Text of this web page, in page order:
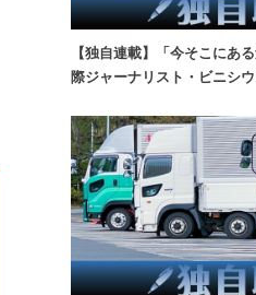
【独自連載】「今そこにあ
際ジャーナリスト・ビニシ